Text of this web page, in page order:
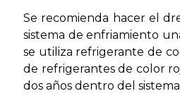
Se recomienda hacer el
sistema de enfriamiento
se utiliza refrigerante de
de refrigerantes de color
dos años dentro del